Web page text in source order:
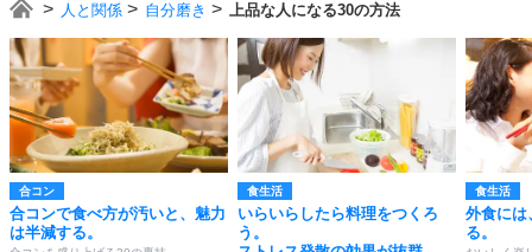
人と関係 自分磨き 上品な人になる30の方法
合コン
合コンで食べ方が汚いと、魅力
は半減する。
食生活
いらいらしたら料理をつくろ
う。
食生活
外食には
る。